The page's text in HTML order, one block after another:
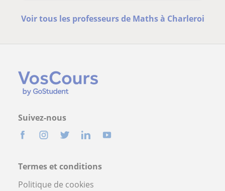
Voir tous les professeurs de Maths à Charleroi
Suivez-nous
Termes et conditions
Politique de cookies